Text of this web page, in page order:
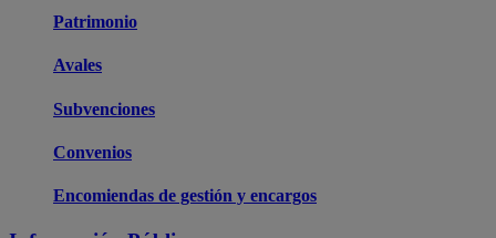
Patrimonio
Avales
Subvenciones
Convenios
Encomiendas de gestión y encargos